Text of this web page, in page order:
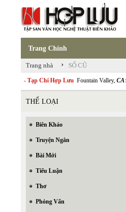
Trang Chính
Trang nhà › SỐ CŨ
- Tạp Chí Hợp Lưu Fountain Valley, CA
THỂ LOẠI
Biên Khảo
Truyện Ngắn
Bài Mới
Tiểu Luận
Thơ
Phỏng Vấn